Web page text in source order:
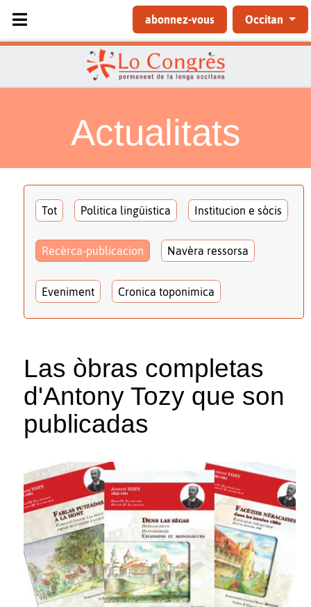
Sélectionnez votre langue
abonnez-vous Occitan
Actualitats
Tot Politica lingüistica Institucion e sòcis
Recèrca-publicacion Navèra ressorsa
Eveniment Cronica toponimica
Las òbras completas
d'Antony Tozy que son
publicadas